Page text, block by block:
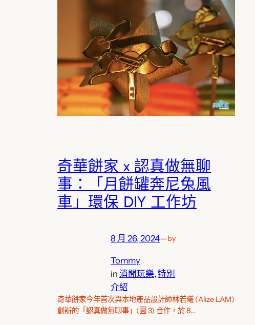
奇華餅家 x 認真做無聊
事：「月餅罐奔尼兔風
車」環保 DIY 工作坊
8 月 26, 2024—by
Tommy
in 消閒玩樂, 特別
介紹
奇華餅家今年首次與本地產品設計師林若曦 (Alize LAM)
創辦的「認真做無聊事」(圖 3) 合作，於 8…